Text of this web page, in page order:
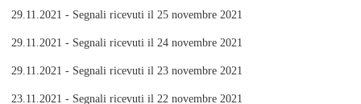
29.11.2021 - Segnali ricevuti il 25 novembre 2021
29.11.2021 - Segnali ricevuti il 24 novembre 2021
29.11.2021 - Segnali ricevuti il 23 novembre 2021
23.11.2021 - Segnali ricevuti il 22 novembre 2021